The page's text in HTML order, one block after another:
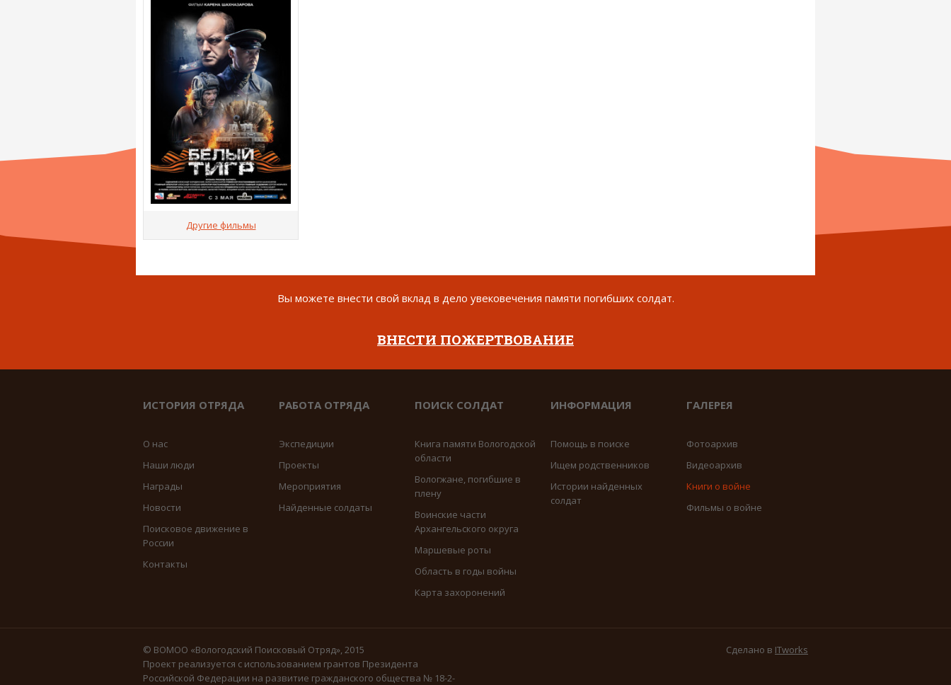
Другие фильмы
Вы можете внести свой вклад в дело увековечения памяти погибших солдат.
ВНЕСТИ ПОЖЕРТВОВАНИЕ
ИСТОРИЯ ОТРЯДА
О нас
Наши люди
Награды
Новости
Поисковое движение в
России
Контакты
РАБОТА ОТРЯДА
Экспедиции
Проекты
Мероприятия
Найденные солдаты
ПОИСК СОЛДАТ
Книга памяти Вологодской
области
Вологжане, погибшие в
плену
Воинские части
Архангельского округа
Маршевые роты
Область в годы войны
Карта захоронений
ИНФОРМАЦИЯ
Помощь в поиске
Ищем родственников
Истории найденных
солдат
ГАЛЕРЕЯ
Фотоархив
Видеоархив
Книги о войне
Фильмы о войне
© ВОМОО «Вологодский Поисковый Отряд», 2015
Проект реализуется с использованием грантов Президента
Российской Федерации на развитие гражданского общества № 18-2-
Сделано в ITworks